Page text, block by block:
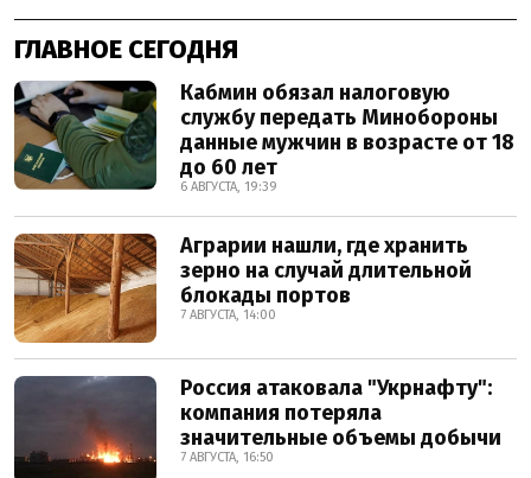
ГЛАВНОЕ СЕГОДНЯ
Кабмин обязал налоговую
службу передать Минобороны
данные мужчин в возрасте от 18
до 60 лет
6 АВГУСТА, 19:39
Аграрии нашли, где хранить
зерно на случай длительной
блокады портов
7 АВГУСТА, 14:00
Россия атаковала "Укрнафту":
компания потеряла
значительные объемы добычи
7 АВГУСТА, 16:50